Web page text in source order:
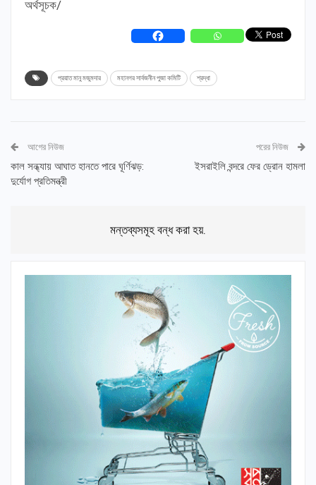
অর্থসূচক/
প্রয়াত মানু মজুমদার মহানগর সার্বজনীন পুজা কমিটি শ্রদ্ধা
আগের নিউজ
কাল সন্ধ্যায় আঘাত হানতে পারে ঘূর্ণিঝড়:
দুর্যোগ প্রতিমন্ত্রী
পরের নিউজ
ইসরাইলি বন্দরে ফের ড্রোন হামলা
মন্তব্যসমূহ বন্ধ করা হয়.